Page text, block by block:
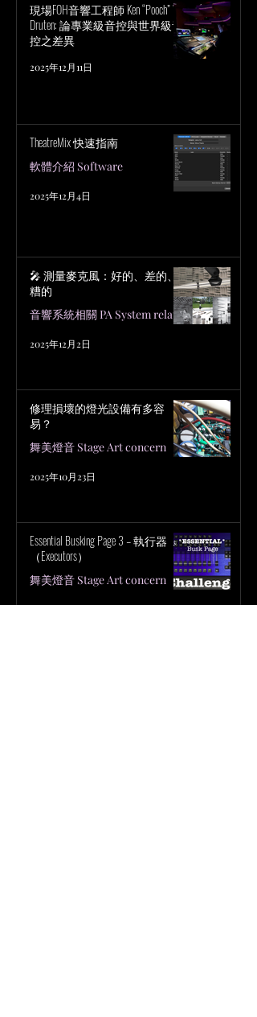
現場FOH音響工程師 Ken “Pooch” Van
Druten: 論專業級音控與世界級音
控之差異
2025年12月11日
TheatreMix 快速指南
軟體介紹 Software
2025年12月4日
🎤 測量麥克風：好的、差的、
糟的
音響系統相關 PA System related
2025年12月2日
修理損壞的燈光設備有多容
易？
舞美燈音 Stage Art concern
2025年10月23日
Essential Busking Page 3 – 執行器
（Executors）
舞美燈音 Stage Art concern
2025年10月23日